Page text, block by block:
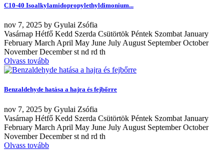
C10-40 Isoalkylamidopropylethyldimonium...
nov 7, 2025 by Gyulai Zsófia
Vasárnap Hétfő Kedd Szerda Csütörtök Péntek Szombat January
February March April May June July August September October
November December st nd rd th
Olvass tovább
Benzaldehyde hatása a hajra és fejbőrre
nov 7, 2025 by Gyulai Zsófia
Vasárnap Hétfő Kedd Szerda Csütörtök Péntek Szombat January
February March April May June July August September October
November December st nd rd th
Olvass tovább